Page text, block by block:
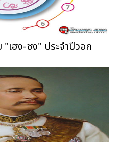
"เฮง-ชง" ประจำปีวอก